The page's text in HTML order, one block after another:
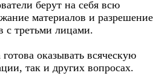
берут на себя всю
материалов и разрешение
с третьми лицами.
оказывать всяческую
так и других вопросах.